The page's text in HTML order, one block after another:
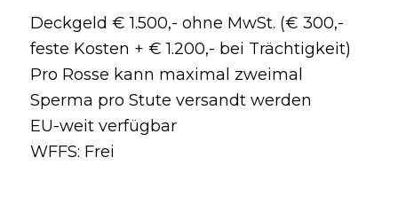
Deckgeld € 1.500,- ohne MwSt. (€ 300,-
feste Kosten + € 1.200,- bei Trächtigkeit)
Pro Rosse kann maximal zweimal
Sperma pro Stute versandt werden
EU-weit verfügbar
WFFS: Frei